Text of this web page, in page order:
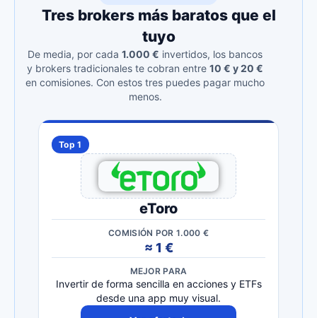
Tres brokers más baratos que el
tuyo
De media, por cada 1.000 € invertidos, los bancos
y brokers tradicionales te cobran entre 10 € y 20 €
en comisiones. Con estos tres puedes pagar mucho
menos.
Top 1
eToro
COMISIÓN POR 1.000 €
≈ 1 €
MEJOR PARA
Invertir de forma sencilla en acciones y ETFs
desde una app muy visual.